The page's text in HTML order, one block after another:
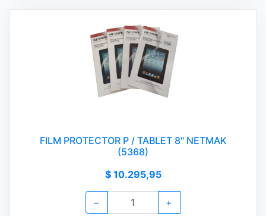
FILM PROTECTOR P / TABLET 8" NETMAK
(5368)
$ 10.295,95
− +